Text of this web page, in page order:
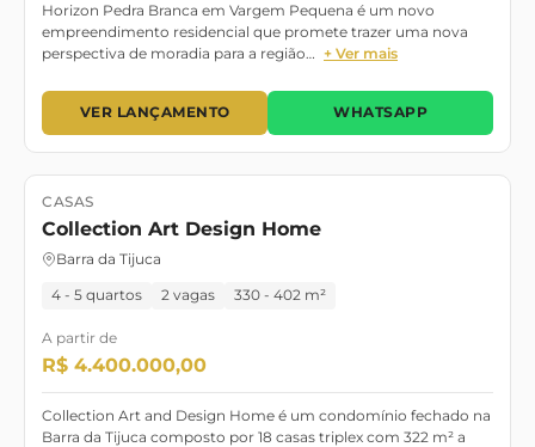
Horizon Pedra Branca em Vargem Pequena é um novo
empreendimento residencial que promete trazer uma nova
perspectiva de moradia para a região… + Ver mais
VER LANÇAMENTO WHATSAPP
Lançamento
CASAS
Collection Art Design Home
Barra da Tijuca
4 - 5 quartos 2 vagas 330 - 402 m²
A partir de
R$ 4.400.000,00
Collection Art and Design Home é um condomínio fechado na
Barra da Tijuca composto por 18 casas triplex com 322 m² a